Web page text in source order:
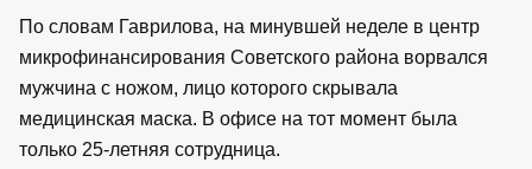
По словам Гаврилова, на минувшей неделе в центр
микрофинансирования Советского района ворвался
мужчина с ножом, лицо которого скрывала
медицинская маска. В офисе на тот момент была
только 25-летняя сотрудница.